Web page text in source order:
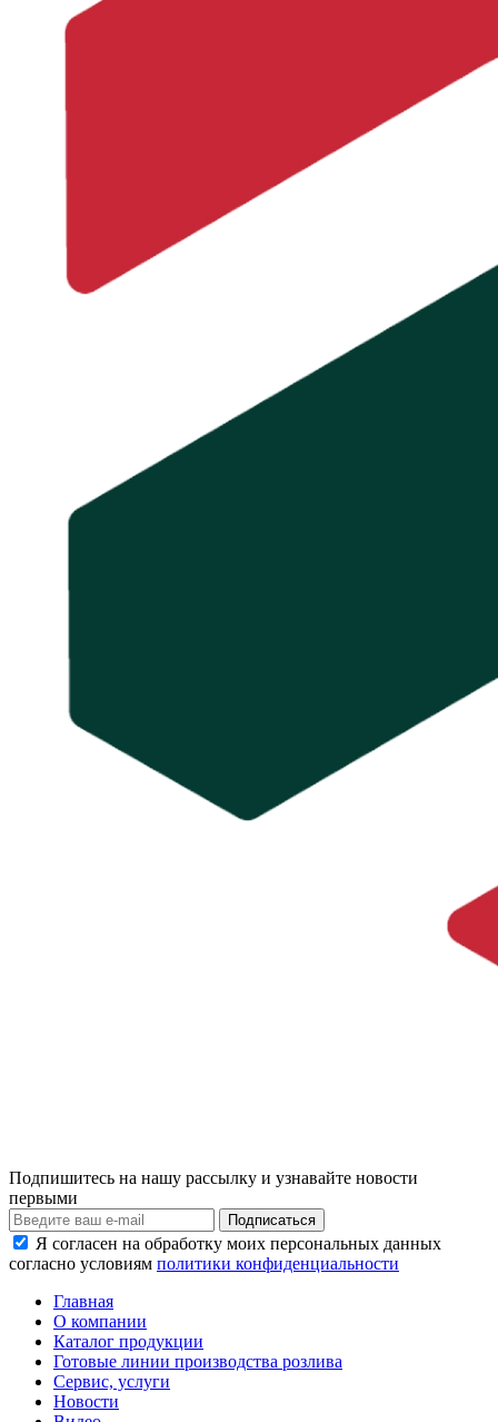
Подпишитесь на нашу рассылку и узнавайте новости
первыми
Я согласен на обработку моих персональных данных
согласно условиям политики конфиденциальности
Главная
О компании
Каталог продукции
Готовые линии производства розлива
Сервис, услуги
Новости